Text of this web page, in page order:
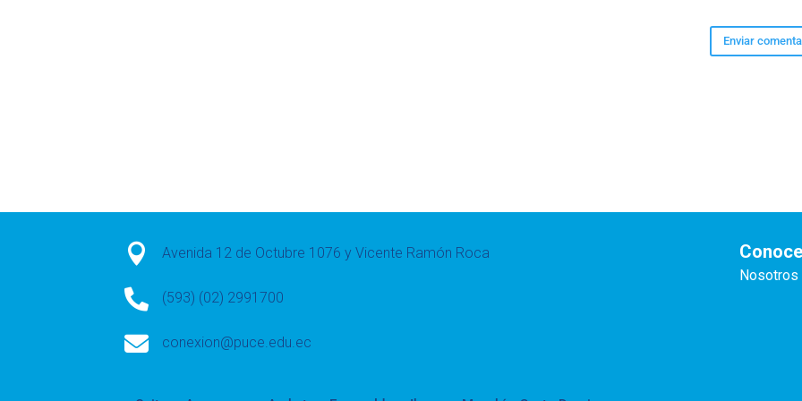
 Avenida 12 de Octubre 1076 y Vicente Ramón Roca
 (593) (02) 2991700
 conexion@puce.edu.ec
Nosotros